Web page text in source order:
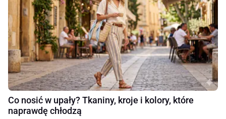
Co nosić w upały? Tkaniny, kroje i kolory, które
naprawdę chłodzą